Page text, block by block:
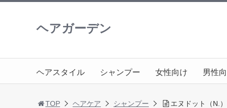
ヘアガーデン
ヘアスタイル シャンプー 女性向け 男性
TOP ヘアケア シャンプー エヌドット（N.